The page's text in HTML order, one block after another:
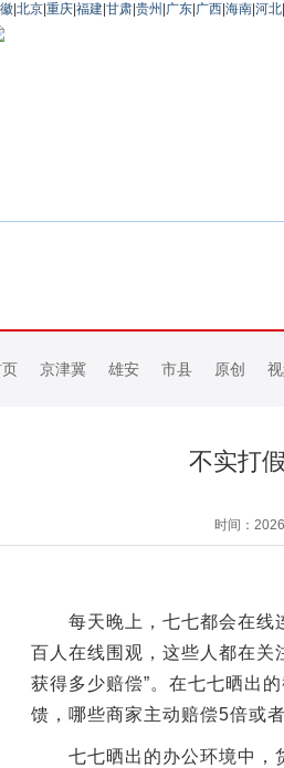
北京 重庆 福建 甘肃 贵州 广东 广西 海南 河北
京津冀 雄安 市县 原创
不实打
时间：
每天晚上，七七都会在线连
百人在线围观，这些人都在关
获得多少赔偿”。在七七晒出
馈，哪些商家主动赔偿5倍或者
七七晒出的办公环境中，